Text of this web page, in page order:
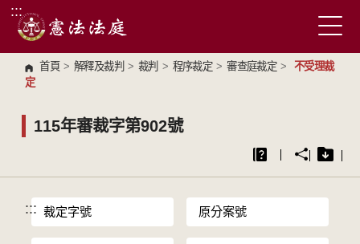
跳到主要內容區塊
:::
首頁 > 解釋及裁判 > 裁判 > 程序裁定 > 審查庭裁定 >
不受理裁
定
115年審裁字第902號
::: 裁定字號 原分案號